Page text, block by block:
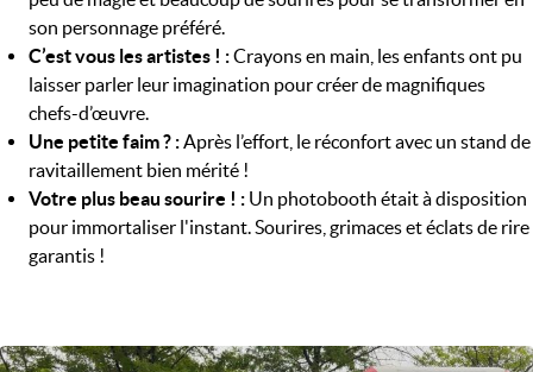
son personnage préféré.
C’est vous les artistes ! :Crayons en main, les enfants ont pu
laisser parler leur imagination pour créer de magnifiques
chefs-d’œuvre.
Une petite faim ? :Après l’effort, le réconfort avec un stand de
ravitaillement bien mérité !
Votre plus beau sourire ! : Un photobooth était à disposition
pour immortaliser l'instant. Sourires, grimaces et éclats de rire
garantis !
Image